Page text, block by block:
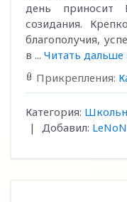
день приносит
созидания.
благополучия,
в ... Читать дальше
Прикрепления:
Категория:
|
Добавил: LeNoN